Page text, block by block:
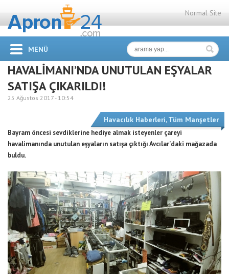
Normal Site
MENÜ
HAVALİMANI’NDA UNUTULAN EŞYALAR
SATIŞA ÇIKARILDI!
25 Ağustos 2017 - 10:54
Havacılık Haberleri,Tüm Manşetler
Bayram öncesi sevdiklerine hediye almak isteyenler çareyi
havalimanında unutulan eşyaların satışa çıktığı Avcılar’daki mağazada
buldu.